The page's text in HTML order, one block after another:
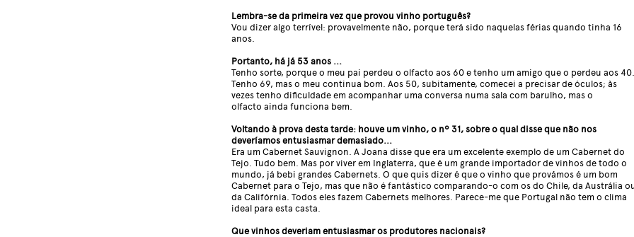
Lembra-se da primeira vez que provou vinho português?
Vou dizer algo terrível: provavelmente não, porque terá sido naquelas férias quando tinha 16
anos.
Portanto, há já 53 anos ...
Tenho sorte, porque o meu pai perdeu o olfacto aos 60 e tenho um amigo que o perdeu aos 40.
Tenho 69, mas o meu continua bom. Aos 50, subitamente, comecei a precisar de óculos; às
vezes tenho dificuldade em acompanhar uma conversa numa sala com barulho, mas o
olfacto ainda funciona bem.
Voltando à prova desta tarde: houve um vinho, o nº 31, sobre o qual disse que não nos
deveríamos entusiasmar demasiado...
Era um Cabernet Sauvignon. A Joana disse que era um excelente exemplo de um Cabernet do
Tejo. Tudo bem. Mas por viver em Inglaterra, que é um grande importador de vinhos de todo o
mundo, já bebi grandes Cabernets. O que quis dizer é que o vinho que provámos é um bom
Cabernet para o Tejo, mas que não é fantástico comparando-o com os do Chile, da Austrália
da Califórnia. Todos eles fazem Cabernets melhores. Parece-me que Portugal não tem o clima
ideal para esta casta.
Que vinhos deveriam entusiasmar os produtores nacionais?